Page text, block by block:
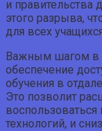
и правительства
этого разрыва,
для всех
Важным шагом в
обеспечение
обучения в
Это позволит
технологий, и